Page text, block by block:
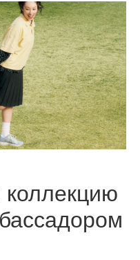
коллекцию